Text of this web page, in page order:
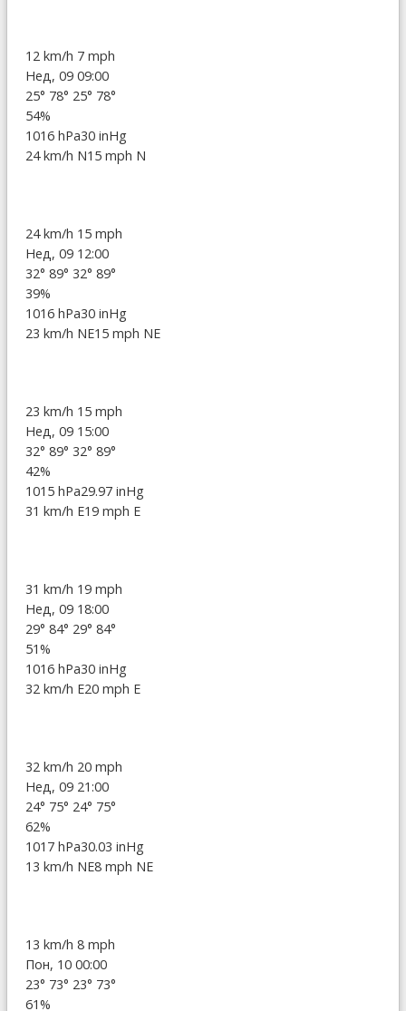
12 km/h 7 mph
Нед, 09 09:00
25° 78° 25° 78°
54%
1016 hPa30 inHg
24 km/h N15 mph N
24 km/h 15 mph
Нед, 09 12:00
32° 89° 32° 89°
39%
1016 hPa30 inHg
23 km/h NE15 mph NE
23 km/h 15 mph
Нед, 09 15:00
32° 89° 32° 89°
42%
1015 hPa29.97 inHg
31 km/h E19 mph E
31 km/h 19 mph
Нед, 09 18:00
29° 84° 29° 84°
51%
1016 hPa30 inHg
32 km/h E20 mph E
32 km/h 20 mph
Нед, 09 21:00
24° 75° 24° 75°
62%
1017 hPa30.03 inHg
13 km/h NE8 mph NE
13 km/h 8 mph
Пон, 10 00:00
23° 73° 23° 73°
61%